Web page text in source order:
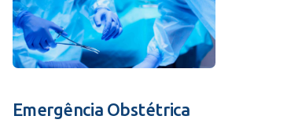
Emergência Obstétrica